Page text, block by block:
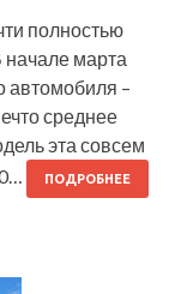
полностью
марта
автомобиля –
среднее
эта совсем
ПОДРОБНЕЕ